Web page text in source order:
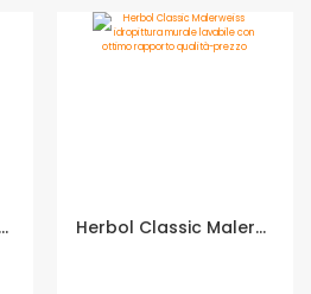
Toscano Morgan's Opacity Pittura Murale Lavabile - Formato in litri: 1 lt Herbol Classic Malerweiss idropittura murale lavabile con ottimo rapporto qualità-prezzo - Formato in litri: 12,5 lt